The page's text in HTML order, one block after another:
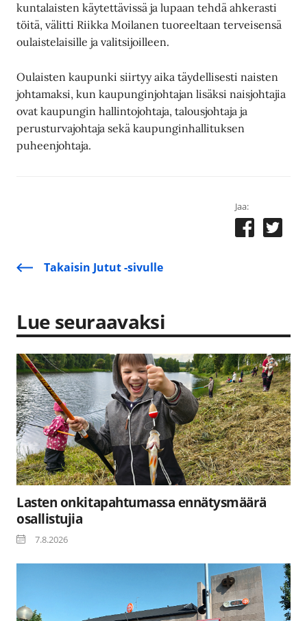
kuntalaisten käytettävissä ja lupaan tehdä ahkerasti
töitä, välitti Riikka Moilanen tuoreeltaan terveisensä
oulaistelaisille ja valitsijoilleen.
Oulaisten kaupunki siirtyy aika täydellisesti naisten
johtamaksi, kun kaupunginjohtajan lisäksi naisjohtajia
ovat kaupungin hallintojohtaja, talousjohtaja ja
perusturvajohtaja sekä kaupunginhallituksen
puheenjohtaja.
Jaa:
Takaisin Jutut -sivulle
Lue seuraavaksi
Lasten onkitapahtumassa ennätysmäärä
osallistujia
7.8.2026